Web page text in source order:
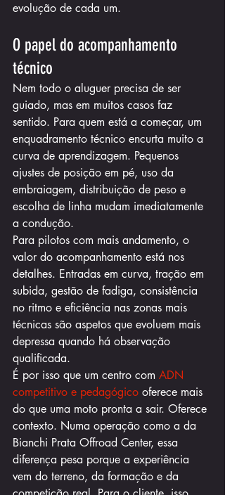
evolução de cada um.
O papel do acompanhamento
técnico
Nem todo o aluguer precisa de ser
guiado, mas em muitos casos faz
sentido. Para quem está a começar, um
enquadramento técnico encurta muito a
curva de aprendizagem. Pequenos
ajustes de posição em pé, uso da
embraiagem, distribuição de peso e
escolha de linha mudam imediatamente
a condução.
Para pilotos com mais andamento, o
valor do acompanhamento está nos
detalhes. Entradas em curva, tração em
subida, gestão de fadiga, consistência
no ritmo e eficiência nas zonas mais
técnicas são aspetos que evoluem mais
depressa quando há observação
qualificada.
É por isso que um centro com ADN
competitivo e pedagógico oferece mais
do que uma moto pronta a sair. Oferece
contexto. Numa operação como a da
Bianchi Prata Offroad Center, essa
diferença pesa porque a experiência
vem do terreno, da formação e da